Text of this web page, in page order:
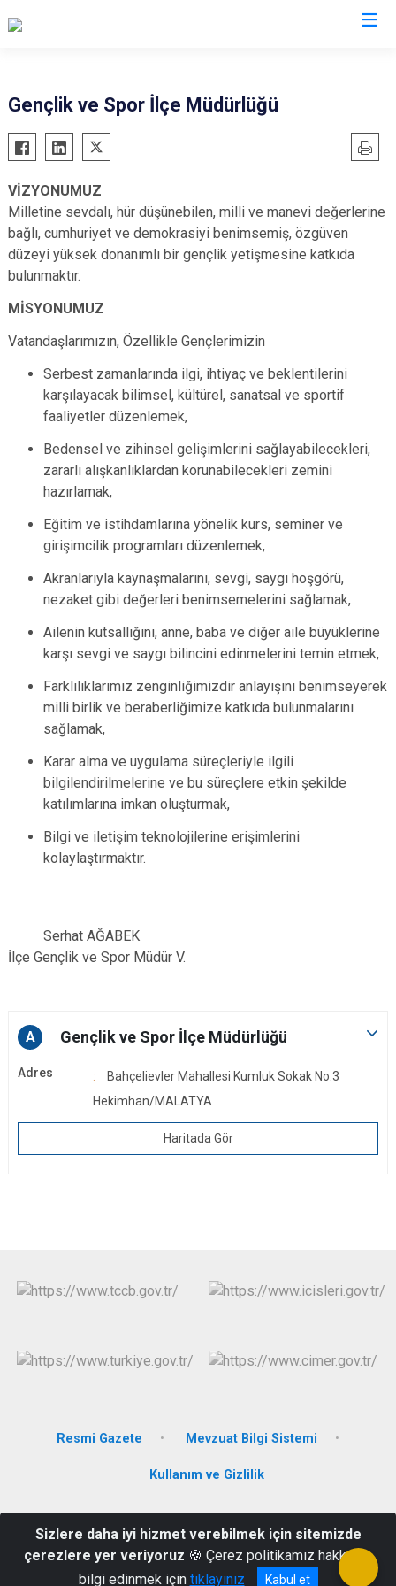
Akçadağ
Arapgir
Arguvan
Battalgazi
Darende
Doğanşehir
Doğanyol
Pütürge
Yazıhan
Gençlik ve Spor İlçe Müdürlüğü
VİZYONUMUZ
Milletine sevdalı, hür düşünebilen, milli ve manevi değerlerine
bağlı, cumhuriyet ve demokrasiyi benimsemiş, özgüven
düzeyi yüksek donanımlı bir gençlik yetişmesine katkıda
bulunmaktır.
MİSYONUMUZ
Vatandaşlarımızın, Özellikle Gençlerimizin
Serbest zamanlarında ilgi, ihtiyaç ve beklentilerini
karşılayacak bilimsel, kültürel, sanatsal ve sportif
faaliyetler düzenlemek,
Bedensel ve zihinsel gelişimlerini sağlayabilecekleri,
zararlı alışkanlıklardan korunabilecekleri zemini
hazırlamak,
Eğitim ve istihdamlarına yönelik kurs, seminer ve
girişimcilik programları düzenlemek,
Akranlarıyla kaynaşmalarını, sevgi, saygı hoşgörü,
nezaket gibi değerleri benimsemelerini sağlamak,
Ailenin kutsallığını, anne, baba ve diğer aile büyüklerine
karşı sevgi ve saygı bilincini edinmelerini temin etmek,
Farklılıklarımız zenginliğimizdir anlayışını benimseyerek
milli birlik ve beraberliğimize katkıda bulunmalarını
sağlamak,
Karar alma ve uygulama süreçleriyle ilgili
bilgilendirilmelerine ve bu süreçlere etkin şekilde
katılımlarına imkan oluşturmak,
Bilgi ve iletişim teknolojilerine erişimlerini
kolaylaştırmaktır.
Serhat AĞABEK
İlçe Gençlik ve Spor Müdür V.
A Gençlik ve Spor İlçe Müdürlüğü
Adres
Bahçelievler Mahallesi Kumluk Sokak No:3
Hekimhan/MALATYA
Haritada Gör
Resmi Gazete Mevzuat Bilgi Sistemi
Kullanım ve Gizlilik
Hekimhan/Malatya
(0422) 713 10 19
Sizlere daha iyi hizmet verebilmek için sitemizde
çerezlere yer veriyoruz 🍪 Çerez politikamız hakkında
bilgi edinmek için tıklayınız Kabul et